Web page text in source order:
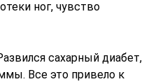
ног, чувство
сахарный диабет,
Все это привело к